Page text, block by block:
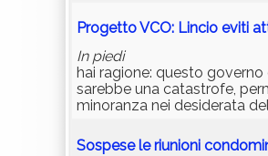
Progetto VCO: Lincio eviti
In piedi
hai ragione: questo
sarebbe una catastrofe,
minoranza nei desiderata
Sospese le riunioni